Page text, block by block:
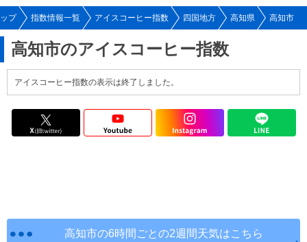
プ 指数情報一覧 アイスコーヒー指数 四国地方 高知県 高知市
高知市のアイスコーヒー指数
アイスコーヒー指数の表示は終了しました。
高知市の6時間ごとの2週間天気はこちら